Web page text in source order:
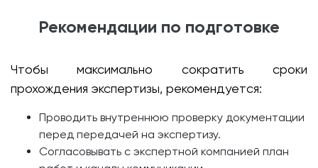
Рекомендации по подготовке
Чтобы максимально сократить сроки
прохождения экспертизы, рекомендуется:
Проводить внутреннюю проверку документации
перед передачей на экспертизу.
Согласовывать с экспертной компанией план